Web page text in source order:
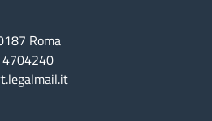
Roma
4704240